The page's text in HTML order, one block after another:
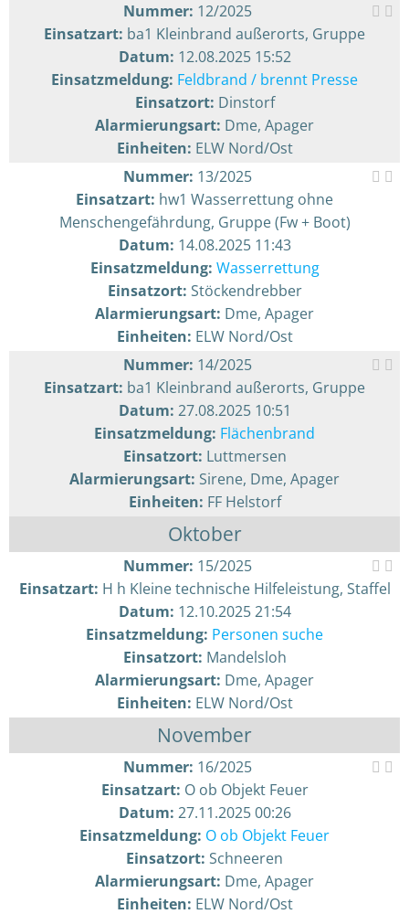
Nummer: 12/2025
Einsatzart: ba1 Kleinbrand außerorts, Gruppe
Datum: 12.08.2025 15:52
Einsatzmeldung: Feldbrand / brennt Presse
Einsatzort: Dinstorf
Alarmierungsart: Dme, Apager
Einheiten: ELW Nord/Ost
Nummer: 13/2025
Einsatzart: hw1 Wasserrettung ohne
Menschengefährdung, Gruppe (Fw + Boot)
Datum: 14.08.2025 11:43
Einsatzmeldung: Wasserrettung
Einsatzort: Stöckendrebber
Alarmierungsart: Dme, Apager
Einheiten: ELW Nord/Ost
Nummer: 14/2025
Einsatzart: ba1 Kleinbrand außerorts, Gruppe
Datum: 27.08.2025 10:51
Einsatzmeldung: Flächenbrand
Einsatzort: Luttmersen
Alarmierungsart: Sirene, Dme, Apager
Einheiten: FF Helstorf
Oktober
Nummer: 15/2025
Einsatzart: H h Kleine technische Hilfeleistung, Staffel
Datum: 12.10.2025 21:54
Einsatzmeldung: Personen suche
Einsatzort: Mandelsloh
Alarmierungsart: Dme, Apager
Einheiten: ELW Nord/Ost
November
Nummer: 16/2025
Einsatzart: O ob Objekt Feuer
Datum: 27.11.2025 00:26
Einsatzmeldung: O ob Objekt Feuer
Einsatzort: Schneeren
Alarmierungsart: Dme, Apager
Einheiten: ELW Nord/Ost